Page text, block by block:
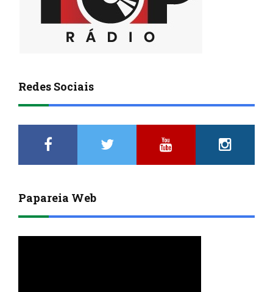
Redes Sociais
Papareia Web